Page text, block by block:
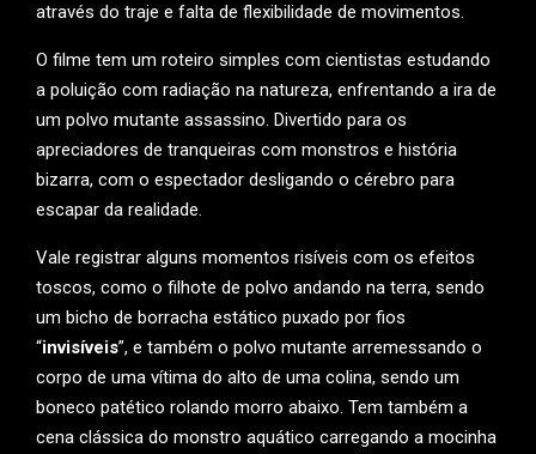
através do traje e falta de flexibilidade de movimentos.
O filme tem um roteiro simples com cientistas estudando
a poluição com radiação na natureza, enfrentando a ira de
um polvo mutante assassino. Divertido para os
apreciadores de tranqueiras com monstros e história
bizarra, com o espectador desligando o cérebro para
escapar da realidade.
Vale registrar alguns momentos risíveis com os efeitos
toscos, como o filhote de polvo andando na terra, sendo
um bicho de borracha estático puxado por fios
“invisíveis”, e também o polvo mutante arremessando o
corpo de uma vítima do alto de uma colina, sendo um
boneco patético rolando morro abaixo. Tem também a
cena clássica do monstro aquático carregando a mocinha